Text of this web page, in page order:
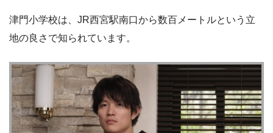
津門小学校は、JR西宮駅南口から数百メートルという立
地の良さで知られています。